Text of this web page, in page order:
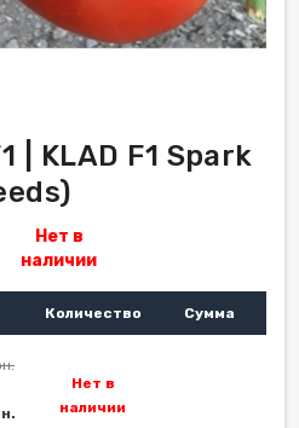
| KLAD F1 Spark
Нет в
наличии
Количество Сумма
Нет в
наличии